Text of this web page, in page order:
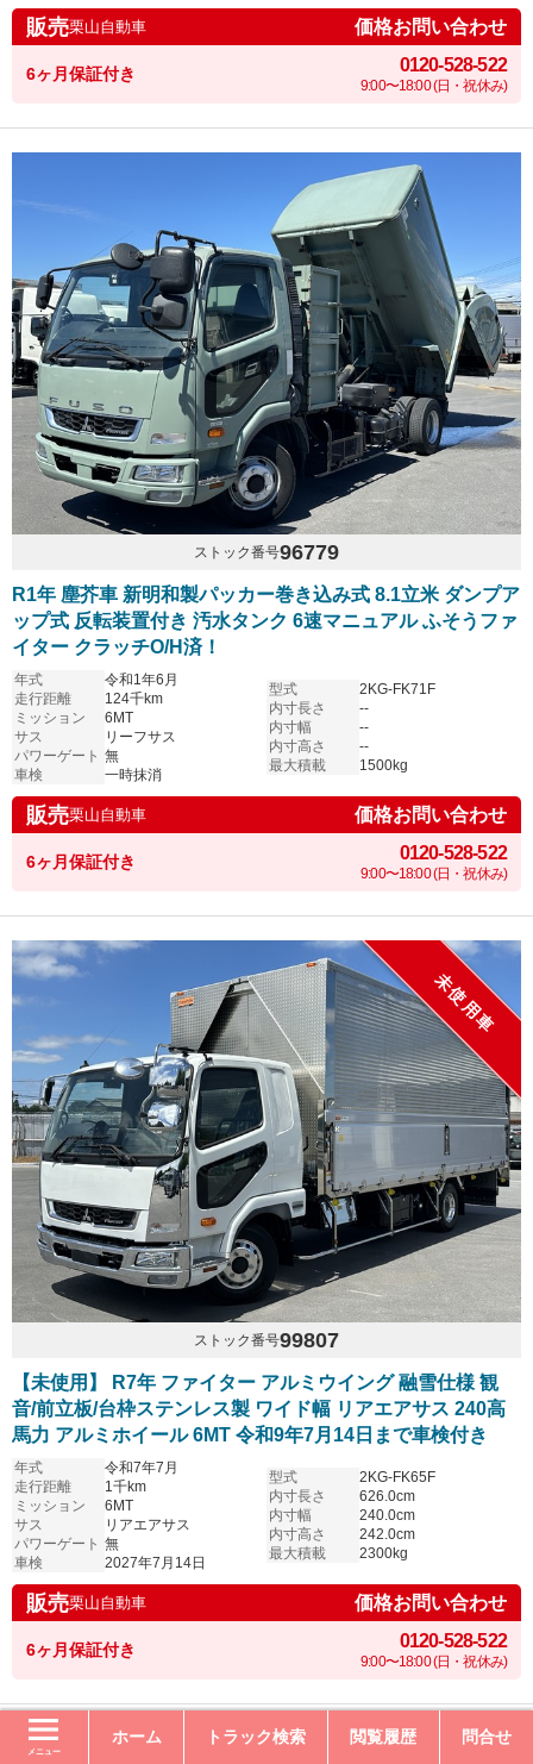
メニュー
ホーム トラック検索 閲覧履歴 問合せ
販売栗山自動車 価格お問い合わせ
6ヶ月保証付き 0120-528-522
9:00〜18:00 (日・祝休み)
ストック番号96779
R1年 塵芥車 新明和製パッカー巻き込み式 8.1立米 ダンプア
ップ式 反転装置付き 汚水タンク 6速マニュアル ふそうファ
イター クラッチO/H済！
年式
令和1年6月
走行距離
124千km
ミッション
6MT
サス
リーフサス
パワーゲート 無
車検
一時抹消
型式
2KG-FK71F
内寸長さ
--
内寸幅
--
内寸高さ
--
最大積載
1500kg
販売栗山自動車 価格お問い合わせ
6ヶ月保証付き 0120-528-522
9:00〜18:00 (日・祝休み)
未使用車
ストック番号99807
【未使用】 R7年 ファイター アルミウイング 融雪仕様 観
音/前立板/台枠ステンレス製 ワイド幅 リアエアサス 240高
馬力 アルミホイール 6MT 令和9年7月14日まで車検付き
年式
令和7年7月
走行距離
1千km
ミッション
6MT
サス
リアエアサス
パワーゲート 無
車検
2027年7月14日
型式
2KG-FK65F
内寸長さ
626.0cm
内寸幅
240.0cm
内寸高さ
242.0cm
最大積載
2300kg
販売栗山自動車 価格お問い合わせ
6ヶ月保証付き 0120-528-522
9:00〜18:00 (日・祝休み)